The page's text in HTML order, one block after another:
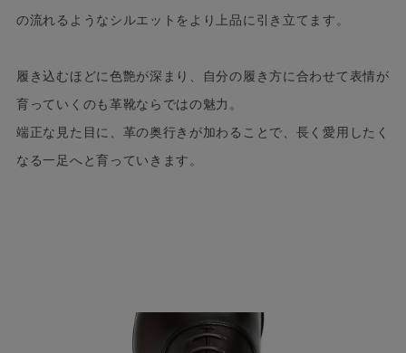
の流れるようなシルエットをより上品に引き立てます。
履き込むほどに色艶が深まり、自分の履き方に合わせて表情が
育っていくのも革靴ならではの魅力。
端正な見た目に、革の奥行きが加わることで、長く愛用したく
なる一足へと育っていきます。